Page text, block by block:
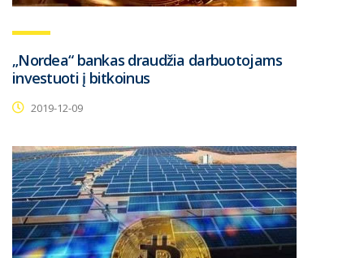
„Nordea“ bankas draudžia darbuotojams
investuoti į bitkoinus
2019-12-09